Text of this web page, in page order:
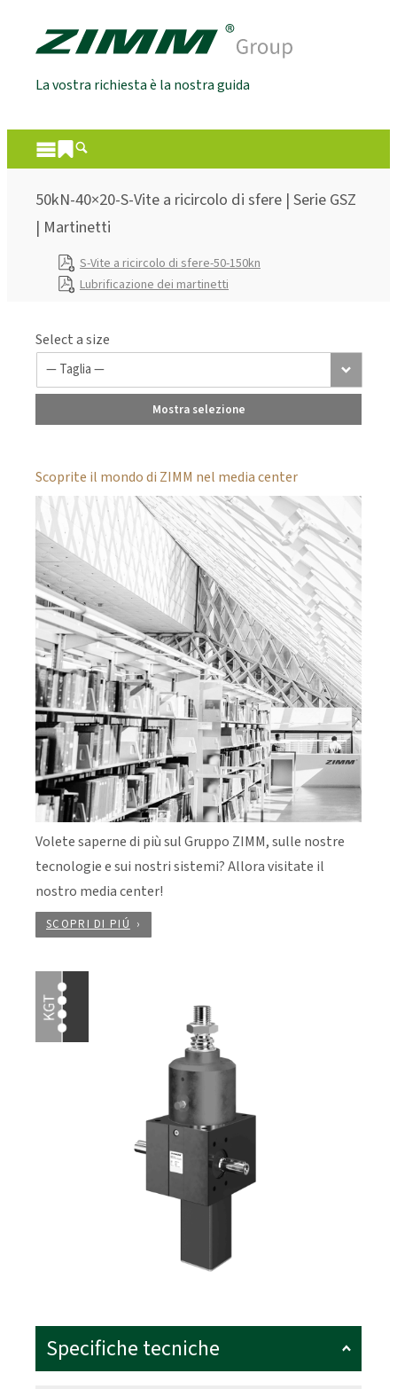
La vostra richiesta è la nostra guida
50kN-40×20-S-Vite a ricircolo di sfere | Serie GSZ
| Martinetti
S-Vite a ricircolo di sfere-50-150kn
Lubrificazione dei martinetti
Select a size
Mostra selezione
Scoprite il mondo di ZIMM nel media center
Volete saperne di più sul Gruppo ZIMM, sulle nostre
tecnologie e sui nostri sistemi? Allora visitate il
nostro media center!
SCOPRI DI PIÚ
Specifiche tecniche